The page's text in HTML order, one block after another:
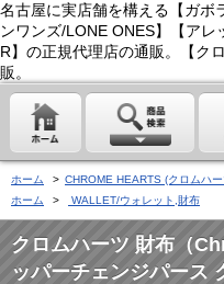
名古屋に実店舗を構える【ガボ
ンワンズ/LONE ONES】【ア
R】の正規代理店の通販。【ク
販。
ホーム > CHROME HEARTS (クロムハ
ホーム
> WALLET/ウォレット,財布
クロムハーツ 財布（
ッパーチェンジパース